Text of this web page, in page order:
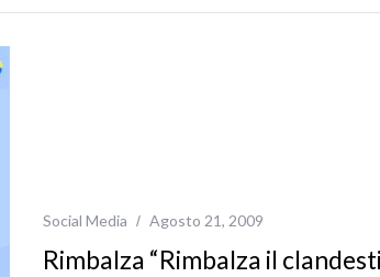
Social Media Agosto 21, 2009
Rimbalza “Rimbalza il